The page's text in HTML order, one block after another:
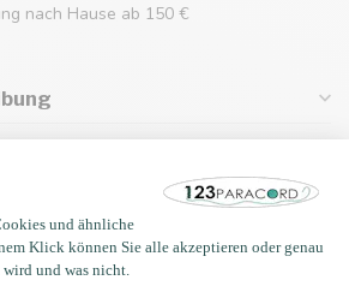
nach Hause ab 150 €